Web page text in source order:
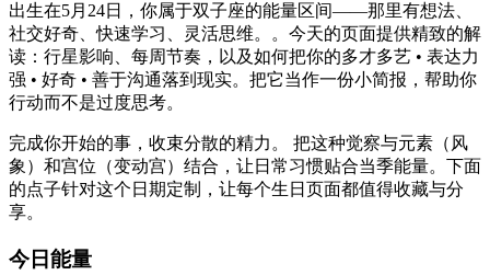
出生在5月24日，你属于双子座的能量区间——那里有想法、
社交好奇、快速学习、灵活思维。。今天的页面提供精致的解
读：行星影响、每周节奏，以及如何把你的多才多艺 • 表达力
强 • 好奇 • 善于沟通落到现实。把它当作一份小简报，帮助你
行动而不是过度思考。
完成你开始的事，收束分散的精力。 把这种觉察与元素（风
象）和宫位（变动宫）结合，让日常习惯贴合当季能量。下面
的点子针对这个日期定制，让每个生日页面都值得收藏与分
享。
今日能量